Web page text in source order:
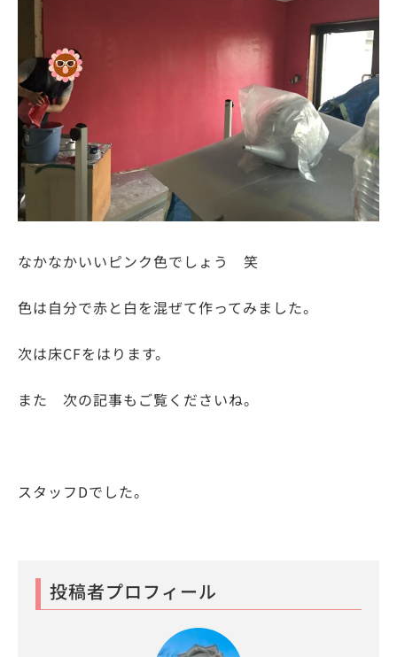
なかなかいいピンク色でしょう 笑
色は自分で赤と白を混ぜて作ってみました。
次は床CFをはります。
また 次の記事もご覧くださいね。
スタッフDでした。
投稿者プロフィール